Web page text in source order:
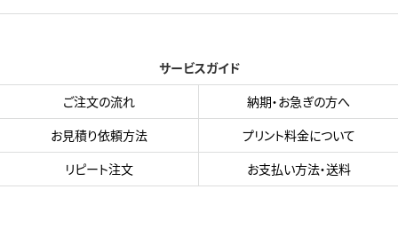
サービスガイド
ご注文の流れ
納期・お急ぎの方へ
お見積り依頼方法
プリント料金について
リピート注文
お支払い方法・送料